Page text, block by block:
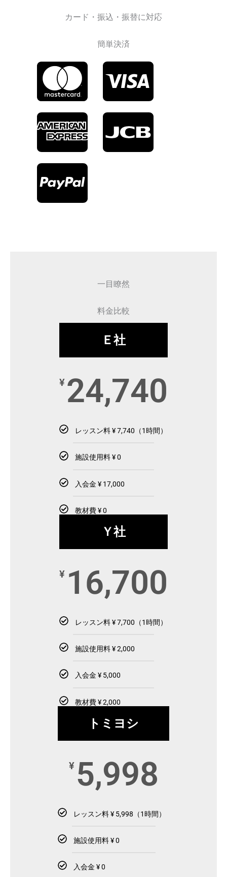
カード・振込・振替に対応
簡単決済
一目瞭然
料金比較
Ｅ社
¥ 24,740
レッスン料 ¥ 7,740（1時間）
施設使用料 ¥ 0
入会金 ¥ 17,000
教材費 ¥ 0
Ｙ社
¥ 16,700
レッスン料 ¥ 7,700（1時間）
施設使用料 ¥ 2,000
入会金 ¥ 5,000
教材費 ¥ 2,000
トミヨシ
¥ 5,998
レッスン料 ¥ 5,998（1時間）
施設使用料 ¥ 0
入会金 ¥ 0